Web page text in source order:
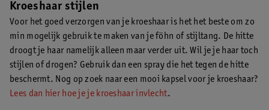
Kroeshaar stijlen
Voor het goed verzorgen van je kroeshaar is het het beste om zo
min mogelijk gebruik te maken van je föhn of stijltang. De hitte
droogt je haar namelijk alleen maar verder uit. Wil je je haar toch
stijlen of drogen? Gebruik dan een spray die het tegen de hitte
beschermt. Nog op zoek naar een mooi kapsel voor je kroeshaar?
Lees dan hier hoe je je kroeshaar invlecht.